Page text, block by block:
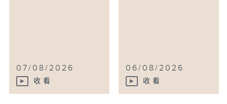
07/08/2026
收看
06/08/2026
收看